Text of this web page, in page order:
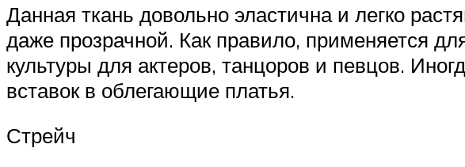
Данная ткань довольно эластична и легко
даже прозрачной. Как правило, применяется
культуры для актеров, танцоров и певцов.
вставок в облегающие платья.
Стрейч